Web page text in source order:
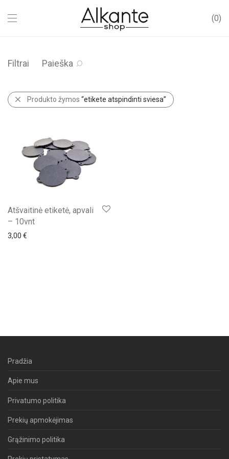
0
Filtrai Paieška
Produkto žymos “etikete atspindinti sviesa”
Atšvaitinė etiketė, apvali
– 10vnt
3,00 €
Pradžia
Apie mus
Privatumo politika
Prekių apmokėjimas
Grąžinimo politika